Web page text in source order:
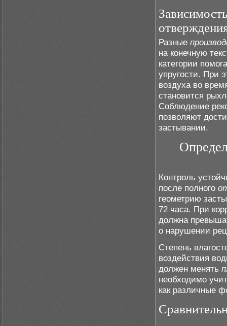
Разные
на конечную
категории
упругости. При
воздуха во
становится
Соблюдение
позволяют
застывании.
Контроль
после полного
геометрию
72 часа. При
должна
о нарушении
Степень
воздействия
должен менять
необходимо
как различные